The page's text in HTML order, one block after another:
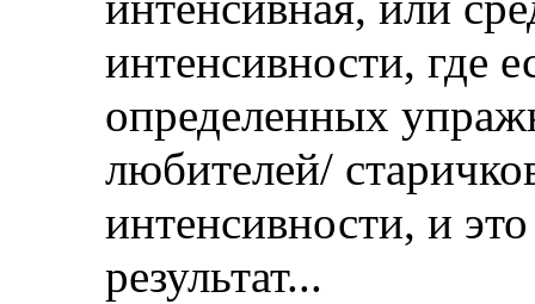
интенсивности, где
определенных
любителей/
интенсивности, и
результат...